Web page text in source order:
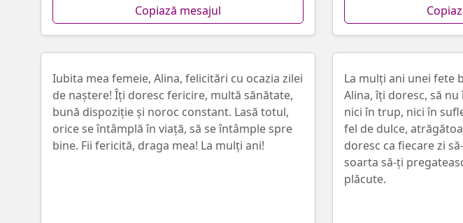
Copiază mesajul
Iubita mea femeie, Alina, felicitări cu ocazia zilei
de naştere! Îţi doresc fericire, multă sănătate,
bună dispoziție și noroc constant. Lasă totul,
orice se întâmplă în viață, să se întâmple spre
bine. Fii fericită, draga mea! La mulţi ani!
La mulți ani unei fete
Alina, îți doresc, să
nici în trup, nici în
fel de dulce,
doresc ca fiecare zi
soarta să-ţi
plăcute.